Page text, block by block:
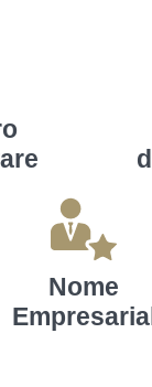
Nome
Empresarial